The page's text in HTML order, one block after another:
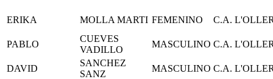
ERIKA MOLLA MARTI FEMENINO C.A.
PABLO
CUEVES
VADILLO
MASCULINO C.A.
DAVID
SANCHEZ
SANZ
MASCULINO C.A.